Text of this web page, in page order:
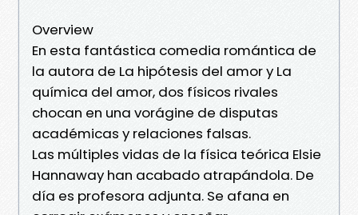
Overview
En esta fantástica comedia romántica de
la autora de La hipótesis del amor y La
química del amor, dos físicos rivales
chocan en una vorágine de disputas
académicas y relaciones falsas.
Las múltiples vidas de la física teórica Elsie
Hannaway han acabado atrapándola. De
día es profesora adjunta. Se afana en